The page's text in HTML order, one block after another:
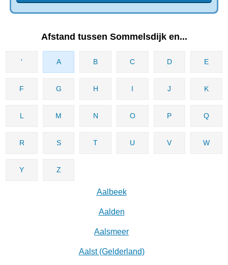
Afstand tussen Sommelsdijk en...
' A B C D E
F G H I J K
L M N O P Q
R S T U V W
Y Z
Aalbeek
Aalden
Aalsmeer
Aalst (Gelderland)